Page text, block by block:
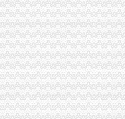
的一元注册公司流程监管
司工作给予高度评价
震灾区捐款数额达89894.5元
自发向灾区捐款献爱心
应对余震灾害
公司地震遇难同胞默哀仪式
确保汶川地震伤员快速转到重庆各院救
放在位开展震救灾
为灾区募集捐款262万余元
区募捐
为灾区献爱心